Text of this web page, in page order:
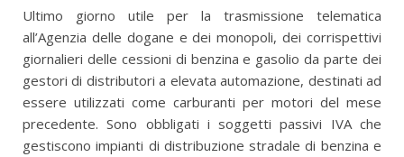
Ultimo giorno utile per la trasmissione telematica
all’Agenzia delle dogane e dei monopoli, dei corrispettivi
giornalieri delle cessioni di benzina e gasolio da parte dei
gestori di distributori a elevata automazione, destinati ad
essere utilizzati come carburanti per motori del mese
precedente. Sono obbligati i soggetti passivi IVA che
gestiscono impianti di distribuzione stradale di benzina e